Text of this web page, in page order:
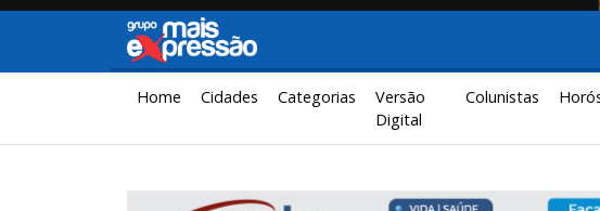
Home Cidades Categorias
Versão
Digital
Colunistas